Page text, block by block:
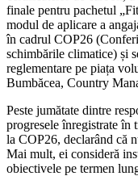
finale pentru pachetul
modul de aplicare a
în cadrul COP26
schimbările climatice) și
reglementare pe piața
Bumbăcea, Country
Peste jumătate dintre
progresele înregistrate în
la COP26, declarând că
Mai mult, ei consideră
obiectivele pe termen